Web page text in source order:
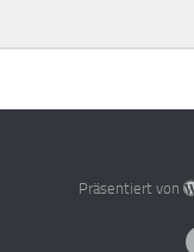
Präsentiert von